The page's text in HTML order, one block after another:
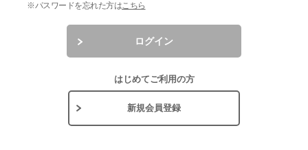
※パスワードを忘れた方はこちら
ログイン
はじめてご利用の方
新規会員登録